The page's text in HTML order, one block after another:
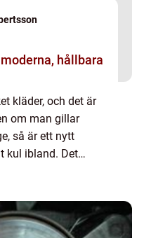
kläder, och det är
om man gillar
så är ett nytt
kul ibland. Det